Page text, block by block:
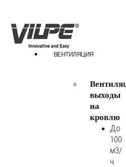
ВЕНТИЛЯЦИЯ
выходы
на
кровлю
До
100
м3/
ч